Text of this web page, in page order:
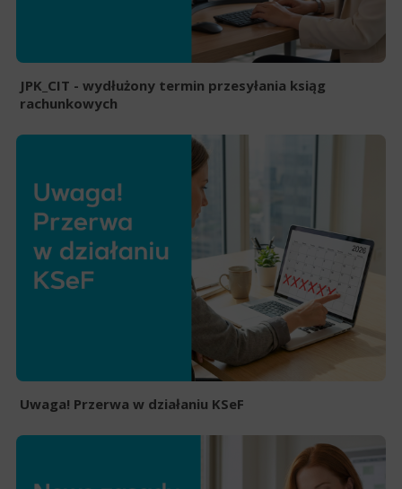
JPK_CIT - wydłużony termin przesyłania ksiąg
rachunkowych
Uwaga! Przerwa w działaniu KSeF